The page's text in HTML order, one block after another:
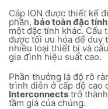
Cáp ION được thiết kế
phần, bảo toàn đặc tính
một đặc tính khác. Cấu
được tối ưu hóa để duy
nhiều loại thiết bị và
gia đình hiệu suất cao.
Phần thưởng là độ rõ
trình diễn ở cấp độ cao
Interconnectstrở
tầm giá của chúng.